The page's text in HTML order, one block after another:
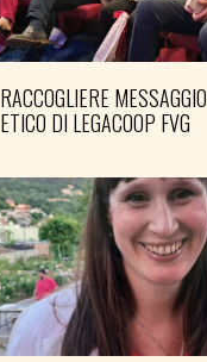
RACCOGLIERE
ETICO DI LEGACOOP FVG